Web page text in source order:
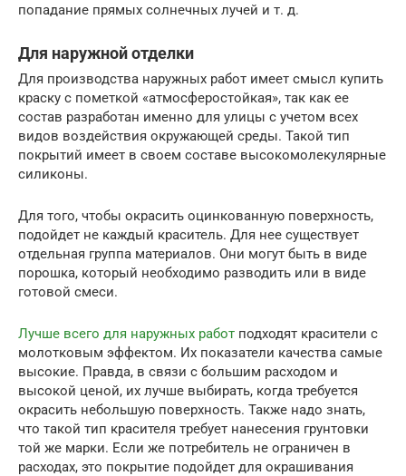
попадание прямых солнечных лучей и т. д.
Для наружной отделки
Для производства наружных работ имеет смысл купить
краску с пометкой «атмосферостойкая», так как ее
состав разработан именно для улицы с учетом всех
видов воздействия окружающей среды. Такой тип
покрытий имеет в своем составе высокомолекулярные
силиконы.
Для того, чтобы окрасить оцинкованную поверхность,
подойдет не каждый краситель. Для нее существует
отдельная группа материалов. Они могут быть в виде
порошка, который необходимо разводить или в виде
готовой смеси.
Лучше всего для наружных работ подходят красители с
молотковым эффектом. Их показатели качества самые
высокие. Правда, в связи с большим расходом и
высокой ценой, их лучше выбирать, когда требуется
окрасить небольшую поверхность. Также надо знать,
что такой тип красителя требует нанесения грунтовки
той же марки. Если же потребитель не ограничен в
расходах, это покрытие подойдет для окрашивания